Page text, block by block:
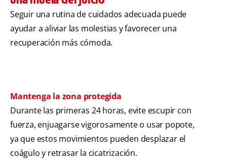
Seguir una rutina de cuidados adecuada puede
ayudar a aliviar las molestias y favorecer una
recuperación más cómoda.
Mantenga la zona protegida
Durante las primeras 24 horas, evite escupir con
fuerza, enjuagarse vigorosamente o usar popote,
ya que estos movimientos pueden desplazar el
coágulo y retrasar la cicatrización.